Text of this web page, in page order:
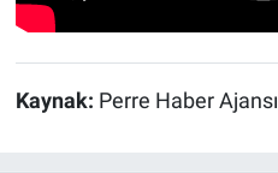
Kaynak: Perre Haber Ajansı